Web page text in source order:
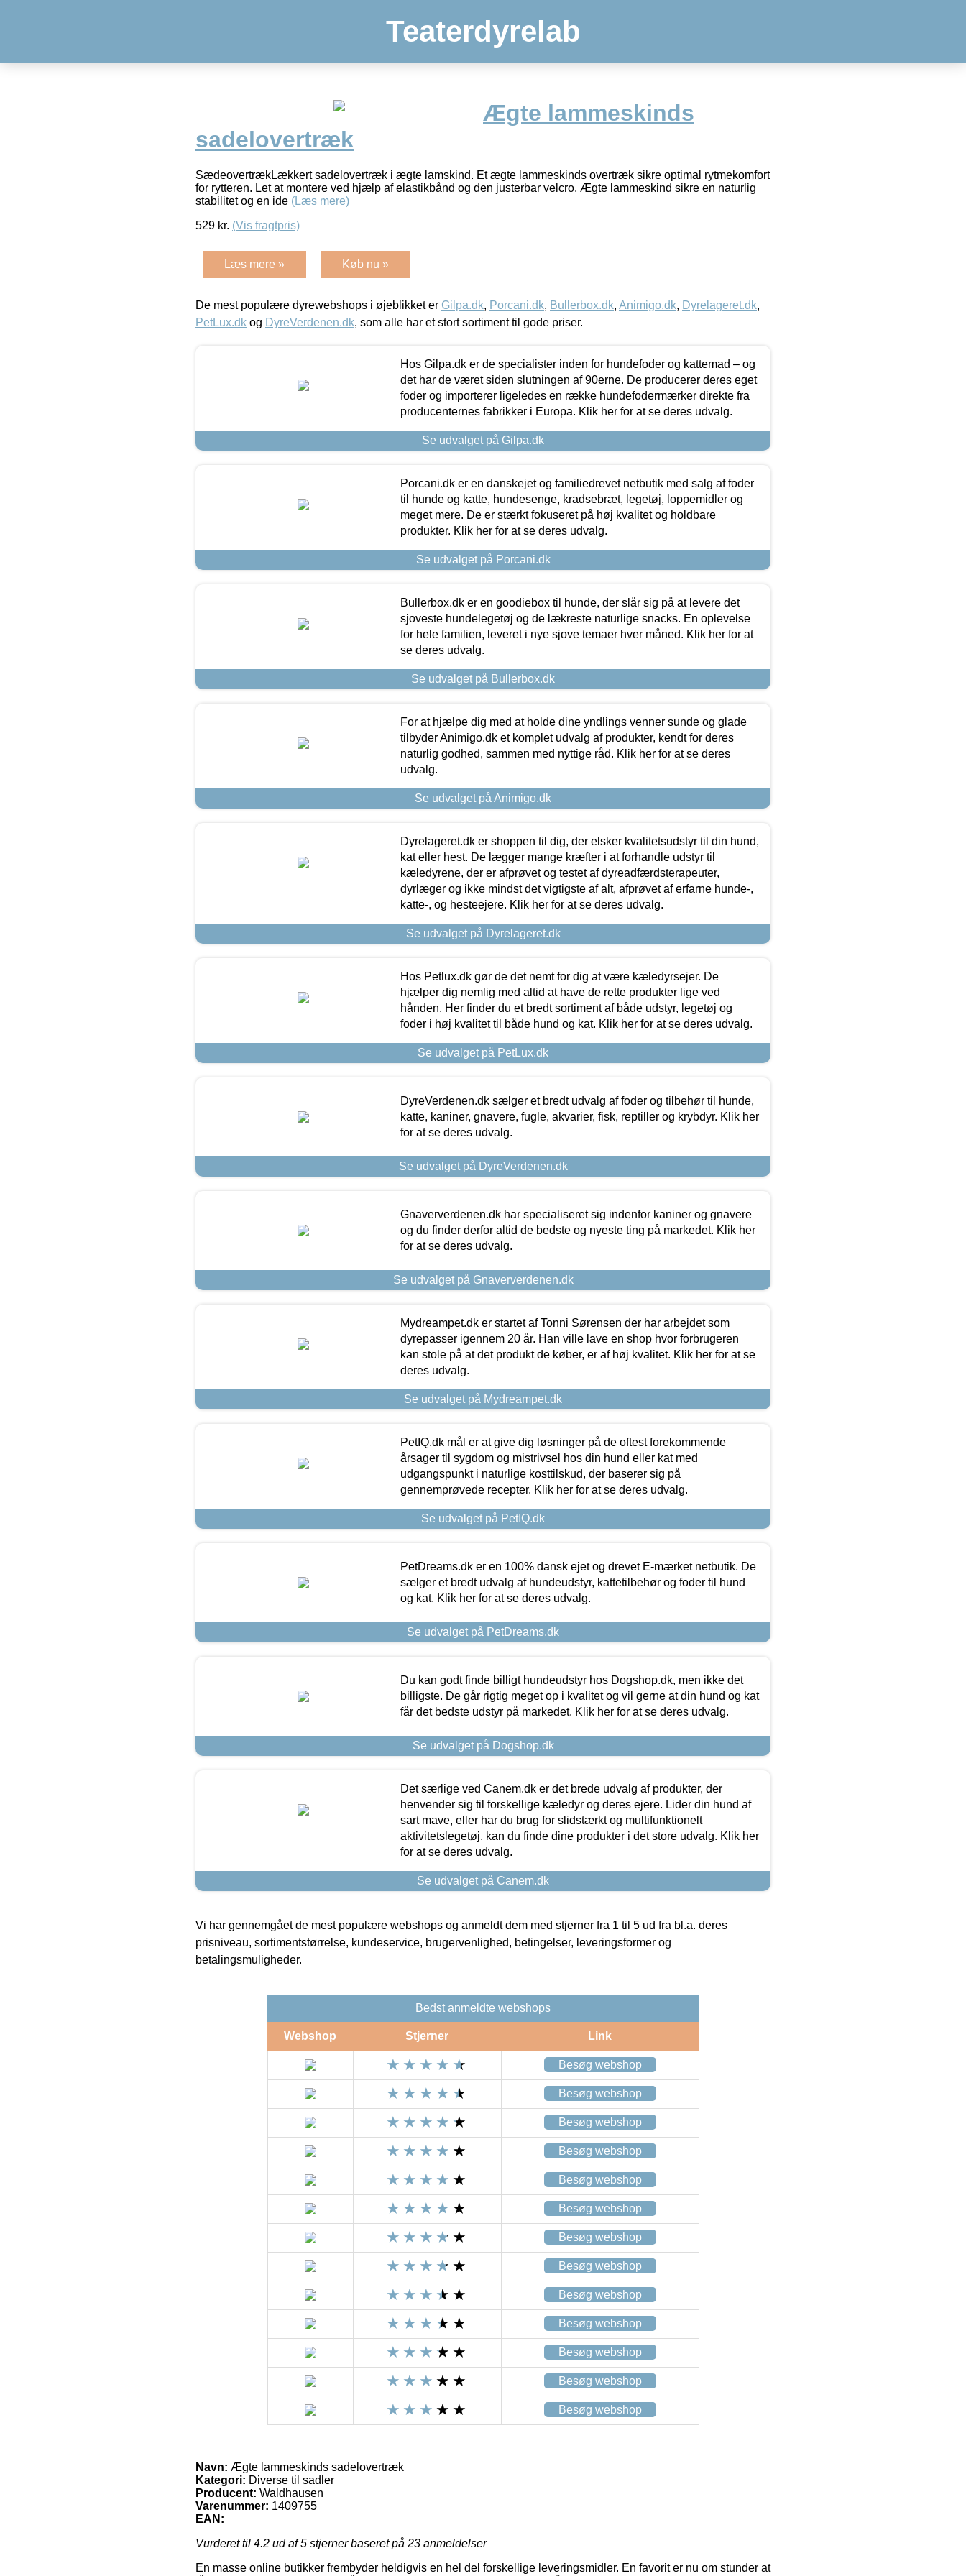
Teaterdyrelab
Ægte lammeskinds
sadelovertræk
SædeovertrækLækkert sadelovertræk i ægte lamskind. Et ægte lammeskinds overtræk sikre optimal rytmekomfort
for rytteren. Let at montere ved hjælp af elastikbånd og den justerbar velcro. Ægte lammeskind sikre en naturlig
stabilitet og en ide (Læs mere)
529 kr. (Vis fragtpris)
Læs mere » Køb nu »
De mest populære dyrewebshops i øjeblikket er Gilpa.dk, Porcani.dk, Bullerbox.dk, Animigo.dk, Dyrelageret.dk,
PetLux.dk og DyreVerdenen.dk, som alle har et stort sortiment til gode priser.
Hos Gilpa.dk er de specialister inden for hundefoder og kattemad – og
det har de været siden slutningen af 90erne. De producerer deres eget
foder og importerer ligeledes en række hundefodermærker direkte fra
producenternes fabrikker i Europa. Klik her for at se deres udvalg.
Se udvalget på Gilpa.dk
Porcani.dk er en danskejet og familiedrevet netbutik med salg af foder
til hunde og katte, hundesenge, kradsebræt, legetøj, loppemidler og
meget mere. De er stærkt fokuseret på høj kvalitet og holdbare
produkter. Klik her for at se deres udvalg.
Se udvalget på Porcani.dk
Bullerbox.dk er en goodiebox til hunde, der slår sig på at levere det
sjoveste hundelegetøj og de lækreste naturlige snacks. En oplevelse
for hele familien, leveret i nye sjove temaer hver måned. Klik her for at
se deres udvalg.
Se udvalget på Bullerbox.dk
For at hjælpe dig med at holde dine yndlings venner sunde og glade
tilbyder Animigo.dk et komplet udvalg af produkter, kendt for deres
naturlig godhed, sammen med nyttige råd. Klik her for at se deres
udvalg.
Se udvalget på Animigo.dk
Dyrelageret.dk er shoppen til dig, der elsker kvalitetsudstyr til din hund,
kat eller hest. De lægger mange kræfter i at forhandle udstyr til
kæledyrene, der er afprøvet og testet af dyreadfærdsterapeuter,
dyrlæger og ikke mindst det vigtigste af alt, afprøvet af erfarne hunde-,
katte-, og hesteejere. Klik her for at se deres udvalg.
Se udvalget på Dyrelageret.dk
Hos Petlux.dk gør de det nemt for dig at være kæledyrsejer. De
hjælper dig nemlig med altid at have de rette produkter lige ved
hånden. Her finder du et bredt sortiment af både udstyr, legetøj og
foder i høj kvalitet til både hund og kat. Klik her for at se deres udvalg.
Se udvalget på PetLux.dk
DyreVerdenen.dk sælger et bredt udvalg af foder og tilbehør til hunde,
katte, kaniner, gnavere, fugle, akvarier, fisk, reptiller og krybdyr. Klik her
for at se deres udvalg.
Se udvalget på DyreVerdenen.dk
Gnaververdenen.dk har specialiseret sig indenfor kaniner og gnavere
og du finder derfor altid de bedste og nyeste ting på markedet. Klik her
for at se deres udvalg.
Se udvalget på Gnaververdenen.dk
Mydreampet.dk er startet af Tonni Sørensen der har arbejdet som
dyrepasser igennem 20 år. Han ville lave en shop hvor forbrugeren
kan stole på at det produkt de køber, er af høj kvalitet. Klik her for at se
deres udvalg.
Se udvalget på Mydreampet.dk
PetIQ.dk mål er at give dig løsninger på de oftest forekommende
årsager til sygdom og mistrivsel hos din hund eller kat med
udgangspunkt i naturlige kosttilskud, der baserer sig på
gennemprøvede recepter. Klik her for at se deres udvalg.
Se udvalget på PetIQ.dk
PetDreams.dk er en 100% dansk ejet og drevet E-mærket netbutik. De
sælger et bredt udvalg af hundeudstyr, kattetilbehør og foder til hund
og kat. Klik her for at se deres udvalg.
Se udvalget på PetDreams.dk
Du kan godt finde billigt hundeudstyr hos Dogshop.dk, men ikke det
billigste. De går rigtig meget op i kvalitet og vil gerne at din hund og kat
får det bedste udstyr på markedet. Klik her for at se deres udvalg.
Se udvalget på Dogshop.dk
Det særlige ved Canem.dk er det brede udvalg af produkter, der
henvender sig til forskellige kæledyr og deres ejere. Lider din hund af
sart mave, eller har du brug for slidstærkt og multifunktionelt
aktivitetslegetøj, kan du finde dine produkter i det store udvalg. Klik her
for at se deres udvalg.
Se udvalget på Canem.dk
Vi har gennemgået de mest populære webshops og anmeldt dem med stjerner fra 1 til 5 ud fra bl.a. deres
prisniveau, sortimentstørrelse, kundeservice, brugervenlighed, betingelser, leveringsformer og
betalingsmuligheder.
Bedst anmeldte webshops
Webshop Stjerner Link
Besøg webshop
Besøg webshop
Besøg webshop
Besøg webshop
Besøg webshop
Besøg webshop
Besøg webshop
Besøg webshop
Besøg webshop
Besøg webshop
Besøg webshop
Besøg webshop
Besøg webshop
Navn: Ægte lammeskinds sadelovertræk
Kategori: Diverse til sadler
Producent: Waldhausen
Varenummer: 1409755
EAN:
Vurderet til 4.2 ud af 5 stjerner baseret på 23 anmeldelser
En masse online butikker frembyder heldigvis en hel del forskellige leveringsmidler. En favorit er nu om stunder at